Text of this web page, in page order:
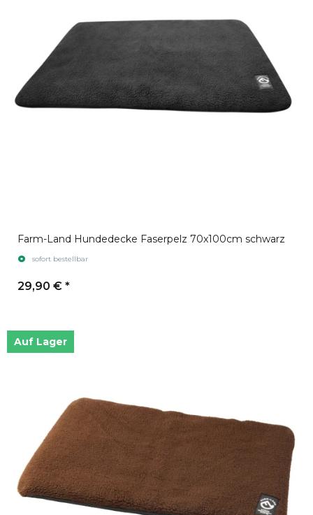
Farm-Land Hundedecke Faserpelz 70x100cm schwarz
sofort bestellbar
29,90 € *
Auf Lager